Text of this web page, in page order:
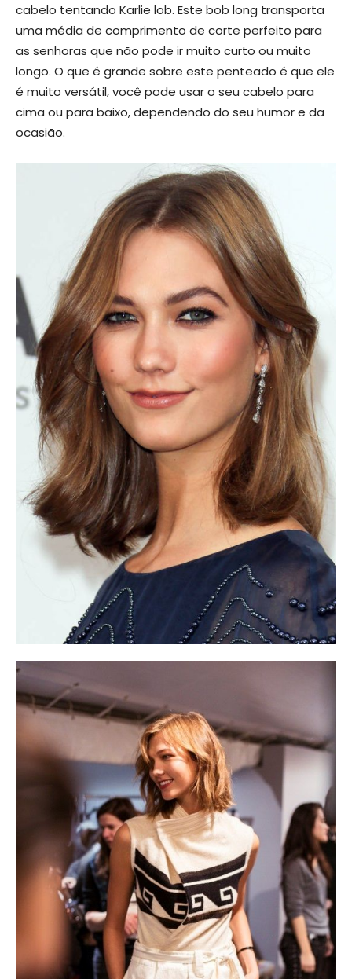
cabelo tentando Karlie lob. Este bob long transporta
uma média de comprimento de corte perfeito para
as senhoras que não pode ir muito curto ou muito
longo. O que é grande sobre este penteado é que ele
é muito versátil, você pode usar o seu cabelo para
cima ou para baixo, dependendo do seu humor e da
ocasião.